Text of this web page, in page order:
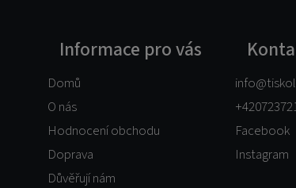
Informace pro vás
Domů
O nás
Hodnocení obchodu
Doprava
Důvěřují nám
info@
Facebook
Instagram